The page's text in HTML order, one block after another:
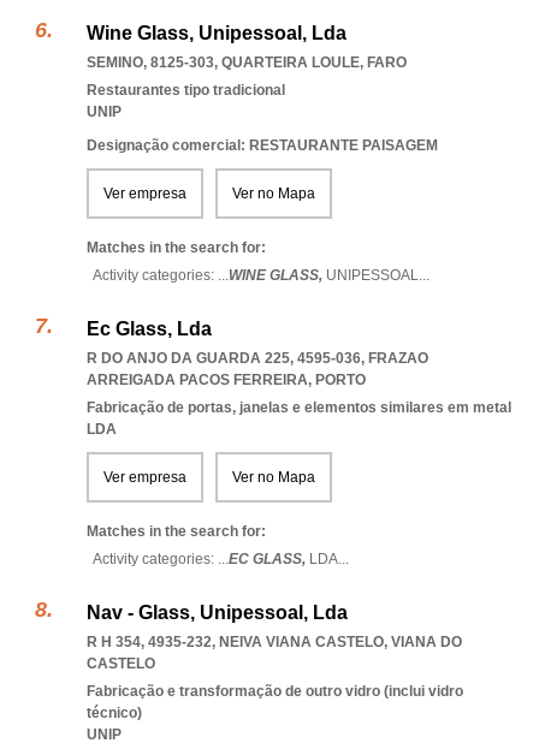
Wine Glass, Unipessoal, Lda
SEMINO, 8125-303, QUARTEIRA LOULE, FARO
Restaurantes tipo tradicional
UNIP
Designação comercial: RESTAURANTE PAISAGEM
Ver empresa Ver no Mapa
Matches in the search for:
Activity categories: ...WINE GLASS, UNIPESSOAL...
Ec Glass, Lda
R DO ANJO DA GUARDA 225, 4595-036, FRAZAO
ARREIGADA PACOS FERREIRA, PORTO
Fabricação de portas, janelas e elementos similares em metal
LDA
Ver empresa Ver no Mapa
Matches in the search for:
Activity categories: ...EC GLASS, LDA...
Nav - Glass, Unipessoal, Lda
R H 354, 4935-232, NEIVA VIANA CASTELO, VIANA DO
CASTELO
Fabricação e transformação de outro vidro (inclui vidro
técnico)
UNIP